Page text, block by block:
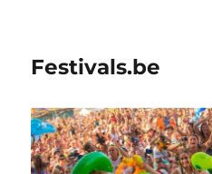
Festivals.be